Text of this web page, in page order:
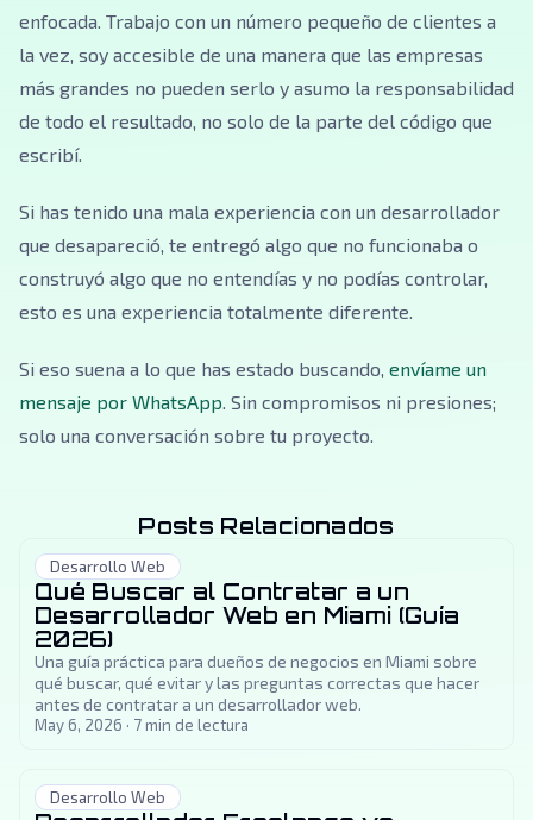
enfocada. Trabajo con un número pequeño de clientes a
la vez, soy accesible de una manera que las empresas
más grandes no pueden serlo y asumo la responsabilidad
de todo el resultado, no solo de la parte del código que
escribí.
Si has tenido una mala experiencia con un desarrollador
que desapareció, te entregó algo que no funcionaba o
construyó algo que no entendías y no podías controlar,
esto es una experiencia totalmente diferente.
Si eso suena a lo que has estado buscando, envíame un
mensaje por WhatsApp. Sin compromisos ni presiones;
solo una conversación sobre tu proyecto.
Posts Relacionados
Desarrollo Web
Qué Buscar al Contratar a un
Desarrollador Web en Miami (Guía
2026)
Una guía práctica para dueños de negocios en Miami sobre
qué buscar, qué evitar y las preguntas correctas que hacer
antes de contratar a un desarrollador web.
May 6, 2026 · 7min de lectura
Desarrollo Web